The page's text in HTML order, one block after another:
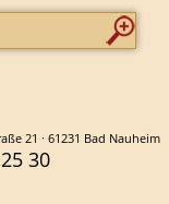
21 · 61231 Bad Nauheim
30